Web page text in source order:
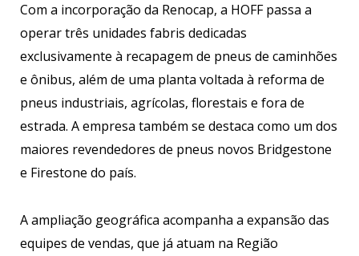
Com a incorporação da Renocap, a HOFF passa a
operar três unidades fabris dedicadas
exclusivamente à recapagem de pneus de caminhões
e ônibus, além de uma planta voltada à reforma de
pneus industriais, agrícolas, florestais e fora de
estrada. A empresa também se destaca como um dos
maiores revendedores de pneus novos Bridgestone
e Firestone do país.
A ampliação geográfica acompanha a expansão das
equipes de vendas, que já atuam na Região